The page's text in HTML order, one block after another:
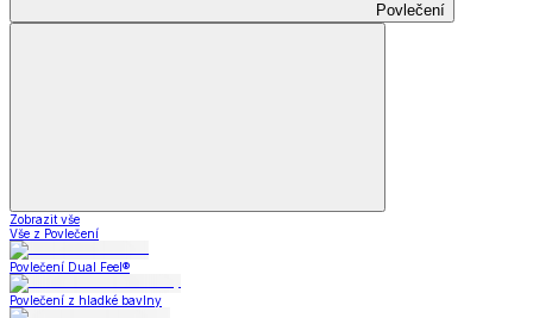
Povlečení
Zobrazit vše
Vše z Povlečení
Povlečení Dual Feel®
Povlečení z hladké bavlny